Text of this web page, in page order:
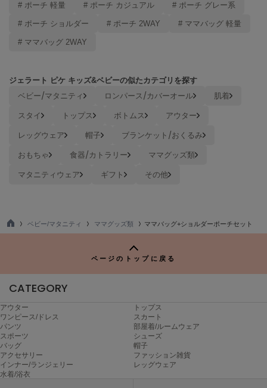
ネズ
NOWNS
ナウンス
null.
On
ORR
オル
PATRICK
パトリック
Philly chocolate
フィリーチョコレート
# ポーチ 軽量 # ポーチ カジュアル # ポーチ グレー系
# ポーチ ショルダー # ポーチ 2WAY # ママバッグ 軽量
# ママバッグ 2WAY
ジェラート ピケ キッズ&ベビーの似たカテゴリを探す
ベビー/マタニティ ロンパース/カバーオール
肌着
スタイ
トップス ボトムス
アウター
レッグウェア
帽子
ブランケット/おくるみ
おもちゃ
食器/カトラリー
ママグッズ類
マタニティウェア
ギフト その他
TO
ベビー/マタニティ ママグッズ類 ママバッグ+ショルダーポーチセット
ページのトップに戻る
CATEGORY
アウター
トップス
ワンピース/ドレス
スカート
パンツ
部屋着/ルームウェア
スポーツ
シューズ
バッグ
帽子
アクセサリー
ファッション雑貨
インナー/ランジェリー
レッグウェア
水着/浴衣